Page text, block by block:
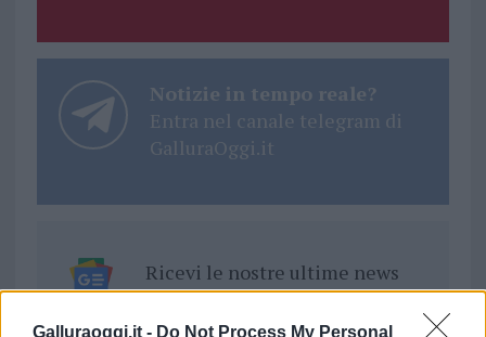
Galluraoggi.it - Do Not Process My Personal
Notizie in tempo reale?
Entra nel canale telegram di
GalluraOggi.it
Ricevi le nostre ultime news